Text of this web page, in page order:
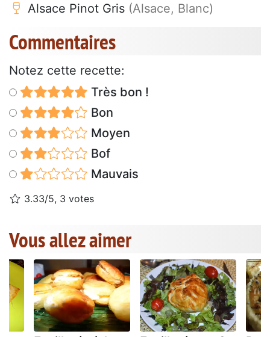
Alsace Pinot Gris (Alsace, Blanc)
Commentaires
Notez cette recette:
Très bon !
Bon
Moyen
Bof
Mauvais
3.33/5, 3 votes
Vous allez aimer